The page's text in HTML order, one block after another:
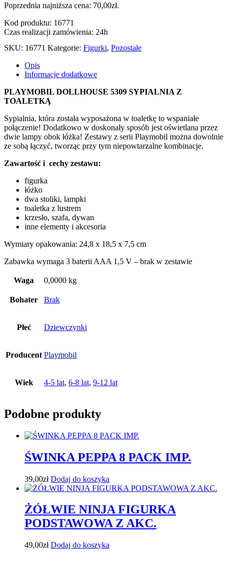
Poprzednia najniższa cena: 70,00zł.
Kod produktu: 16771
Czas realizacji zamówienia: 24h
SKU: 16771 Kategorie: Figurki, Pozostałe
Opis
Informacje dodatkowe
PLAYMOBIL DOLLHOUSE 5309 SYPIALNIA Z
TOALETKĄ
Sypialnia, która została wyposażona w toaletkę to wspaniałe
połączenie! Dodatkowo w doskonały sposób jest oświetlana przez
dwie lampy obok łóżka! Zestawy z serii Playmobil można dowolnie
ze sobą łączyć, tworząc przy tym niepowtarzalne kombinacje.
Zawartość i cechy zestawu:
figurka
łóżko
dwa stoliki, lampki
toaletka z lustrem
krzesło, szafa, dywan
inne elementy i akcesoria
Wymiary opakowania: 24,8 x 18,5 x 7,5 cm
Zabawka wymaga 3 baterii AAA 1,5 V – brak w zestawie
Waga 0,0000 kg
Bohater Brak
Płeć Dziewczynki
Producent Playmobil
Wiek 4-5 lat, 6-8 lat, 9-12 lat
Podobne produkty
ŚWINKA PEPPA 8 PACK IMP.
39,00zł Dodaj do koszyka
ŻÓŁWIE NINJA FIGURKA
PODSTAWOWA Z AKC.
49,00zł Dodaj do koszyka